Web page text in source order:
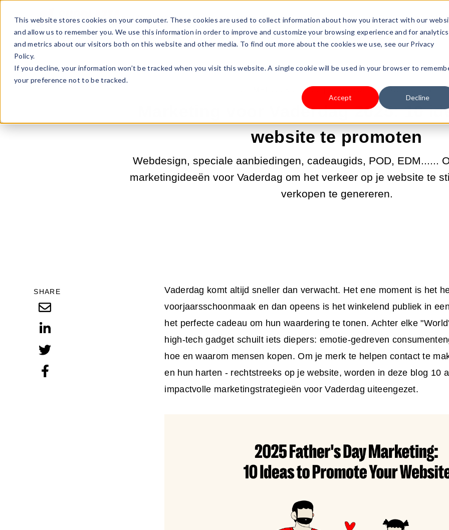
This website stores cookies on your computer. These cookies are used to collect information about how you interact with our
and allow us to remember you. We use this information in order to improve and customize your browsing experience and for analytics
and metrics about our visitors both on this website and other media. To find out more about the cookies we use, see our Privacy
Policy.
If you decline, your information won’t be tracked when you visit this website. A single cookie will be used in your browser to
your preference not to be tracked.
Accept Decline
Sell Online Business Type Pricing
27-MEI-2025 2:00:00 | VERKOOP JE PRODUCTEN
Marketing voor Vaderdag 2025: 10
website te promoten
Webdesign, speciale aanbiedingen, cadeaugids, POD, EDM......
marketingideeën voor Vaderdag om het verkeer op je website te
verkopen te genereren.
SHARE
Vaderdag komt altijd sneller dan verwacht. Het ene moment is het
voorjaarsschoonmaak en dan opeens is het winkelend publiek in
het perfecte cadeau om hun waardering te tonen. Achter elke
high-tech gadget schuilt iets diepers: emotie-gedreven
hoe en waarom mensen kopen. Om je merk te helpen contact te
en hun harten - rechtstreeks op je website, worden in deze blog 10
impactvolle marketingstrategieën voor Vaderdag uiteengezet.